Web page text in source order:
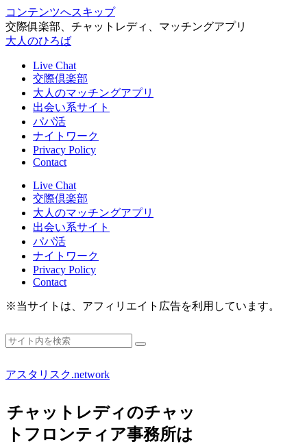
コンテンツへスキップ
交際俱楽部、チャットレディ、マッチングアプリ
大人のひろば
Live Chat
交際倶楽部
大人のマッチングアプリ
出会い系サイト
パパ活
ナイトワーク
Privacy Policy
Contact
Live Chat
交際倶楽部
大人のマッチングアプリ
出会い系サイト
パパ活
ナイトワーク
Privacy Policy
Contact
※当サイトは、アフィリエイト広告を利用しています。
アスタリスク.network
チャットレディのチャッ
トフロンティア事務所は